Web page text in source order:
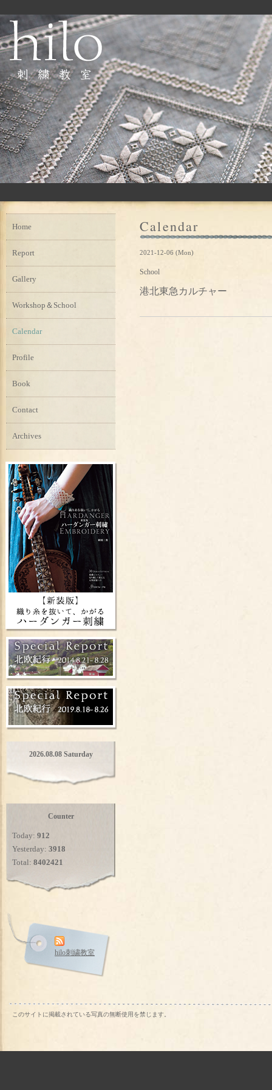
Calendar
2021-12-06 (Mon)
School
港北東急カルチャー
Home
Report
Gallery
Workshop＆School
Calendar
Profile
Book
Contact
Archives
2026.08.08 Saturday
Counter
Today: 912
Yesterday: 3918
Total: 8402421
hilo刺繍教室
このサイトに掲載されている写真の無断使用を禁じます。